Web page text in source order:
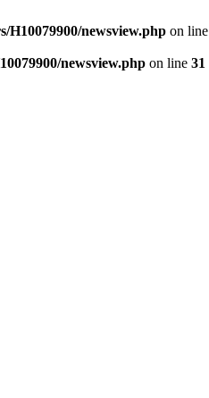
H10079900/newsview.php on line
newsview.php on line 31